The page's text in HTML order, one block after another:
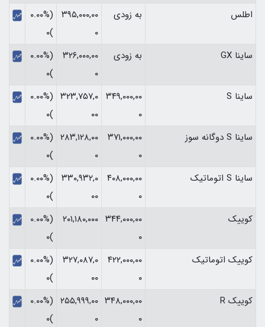
اطلس به زودی
۳۹۵,۰۰۰,۰۰
۰
(۰.۰۰%
)۰
ساینا GX
به زودی
۳۲۶,۰۰۰,۰۰
۰
(۰.۰۰%
)۰
ساینا S
۳۴۹,۰۰۰,۰۰
۰
۳۲۳,۷۵۷,۰
۰۰
(۰.۰۰%
)۰
ساینا S دوگانه سوز
۳۷۱,۰۰۰,۰۰
۰
۲۸۳,۱۲۸,۰۰
۰
(۰.۰۰%
)۰
ساینا S اتوماتیک
۴۰۸,۰۰۰,۰۰
۰
۳۳۰,۹۳۲,۰
۰۰
(۰.۰۰%
)۰
کوییک
۳۴۴,۰۰۰,۰۰
۰
۲۰۱,۱۸۰,۰۰۰
(۰.۰۰%
)۰
کوییک اتوماتیک
۴۲۲,۰۰۰,۰۰
۰
۳۲۷,۰۸۷,۰
۰۰
(۰.۰۰%
)۰
کوییک R
۳۴۸,۰۰۰,۰۰
۰
۲۵۵,۹۹۹,۰۰
۰
(۰.۰۰%
)۰